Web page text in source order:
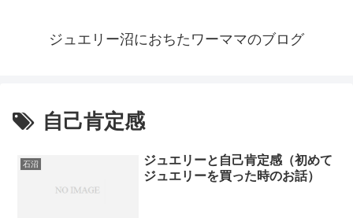
ジュエリー沼におちたワーママのブログ
自己肯定感
石沼
ジュエリーと自己肯定感（初めて
ジュエリーを買った時のお話）